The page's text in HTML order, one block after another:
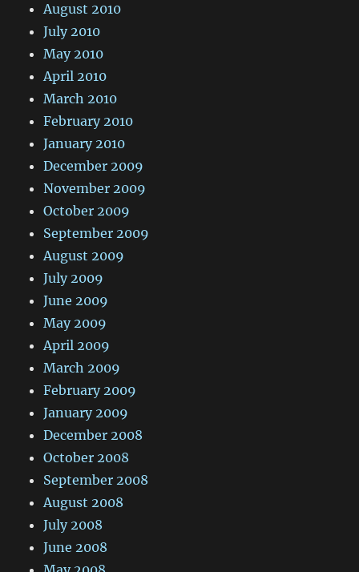
August 2010
July 2010
May 2010
April 2010
March 2010
February 2010
January 2010
December 2009
November 2009
October 2009
September 2009
August 2009
July 2009
June 2009
May 2009
April 2009
March 2009
February 2009
January 2009
December 2008
October 2008
September 2008
August 2008
July 2008
June 2008